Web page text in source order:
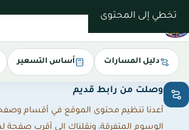
تخطي إلى المحتوى
دليل المسارات أساس التسعير
وصلت من رابط قديم
أعدنا تنظيم محتوى الموقع في أقسام
الوسوم المتفرقة، ونقلناك إلى أقرب صفحة